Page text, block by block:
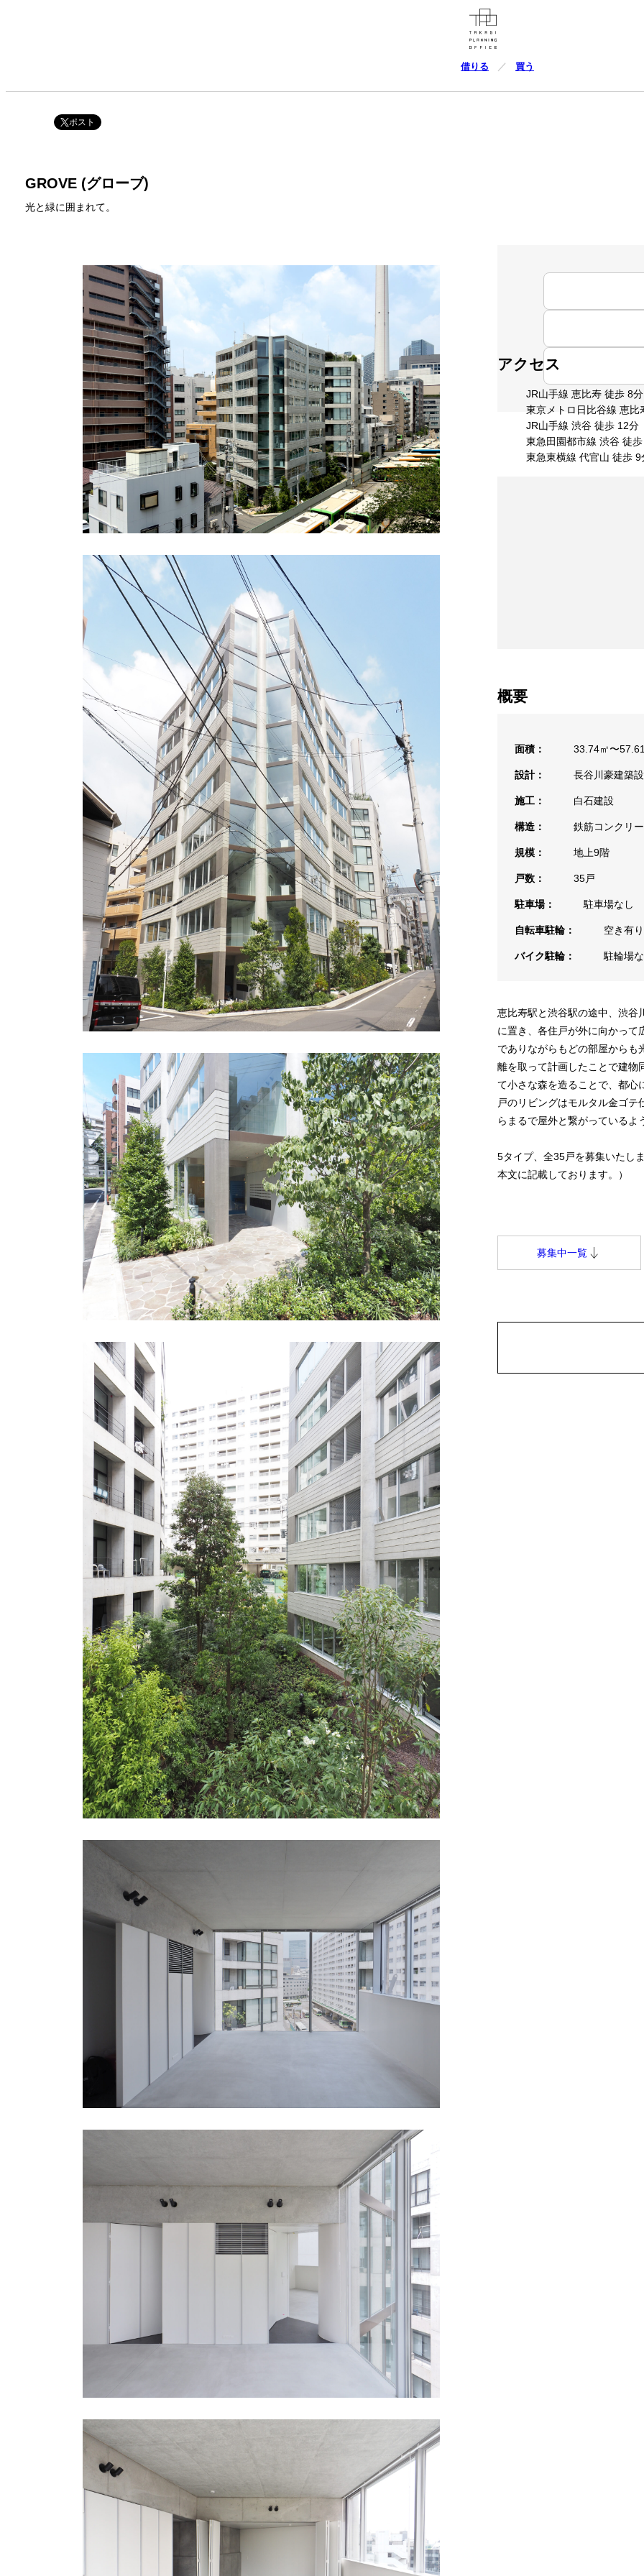
借りる 買う
ポスト
GROVE (グローブ)
光と緑に囲まれて。
アクセス
JR山手線 恵比寿 徒歩 8分
東京メトロ日比谷線 恵比
JR山手線 渋谷 徒歩 12分
東急田園都市線 渋谷 徒
東急東横線 代官山 徒歩 9
概要
面積： 33.74㎡〜
設計： 長谷川豪建築
施工： 白石建設
構造： 鉄筋コンクリ
規模： 地上9階
戸数： 35戸
駐車場： 駐車場なし
自転車駐輪： 空き有
バイク駐輪： 駐輪場
恵比寿駅と渋谷駅の途中、渋谷
に置き、各住戸が外に向かって
でありながらもどの部屋からも
離を取って計画したことで建物
て小さな森を造ることで、都心
戸のリビングはモルタル金ゴ
らまるで屋外と繋がっているよ
5タイプ、全35戸を募集いたし
本文に記載しております。）
募集中一覧